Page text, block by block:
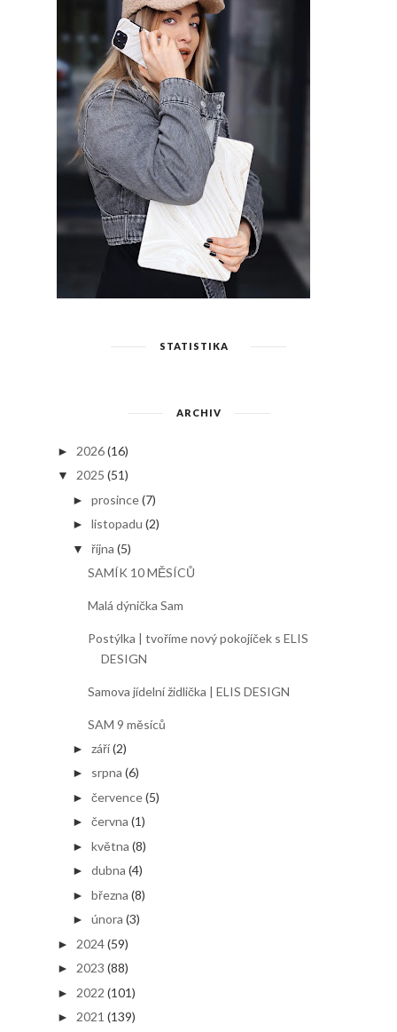
STATISTIKA
ARCHIV
► 2026(16)
▼ 2025 (51)
► prosince(7)
► listopadu (2)
▼ října (5)
SAMÍK 10 MĚSÍCŮ
Malá dýnička Sam
Postýlka | tvoříme nový pokojíček s ELIS
DESIGN
Samova jídelní židlička | ELIS DESIGN
SAM 9 měsíců
► září(2)
► srpna (6)
► července(5)
► června (1)
► května (8)
► dubna (4)
► března (8)
► února (3)
► 2024(59)
► 2023 (88)
► 2022 (101)
► 2021 (139)